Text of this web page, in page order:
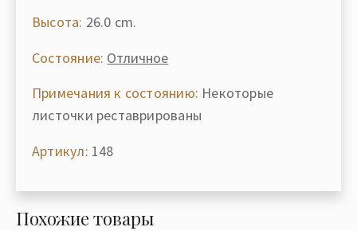
Высота: 26.0 cm.
Состояние: Отличное
Примечания к состоянию: Некоторые
листочки реставрированы
Артикул: 148
Похожие товары